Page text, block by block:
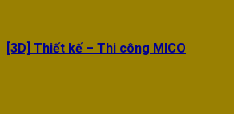
[3D] Thiết kế – Thi công MICO